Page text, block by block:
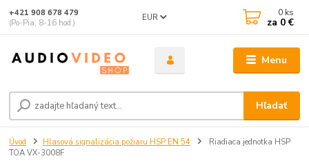
Menu
EUR
Hľadať
+421 908 678 479
(Po-Pia, 8-16 hod.)
0 ks
za 0 €
Úvod Hlasová signalizácia požiaru HSP EN 54
Riadiaca jednotka HSP
TOA VX-3008F